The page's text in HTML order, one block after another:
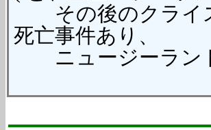
その後のクライス
死亡事件あり、
ニュージーラン